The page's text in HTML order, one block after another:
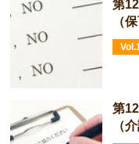
第
（
第
（